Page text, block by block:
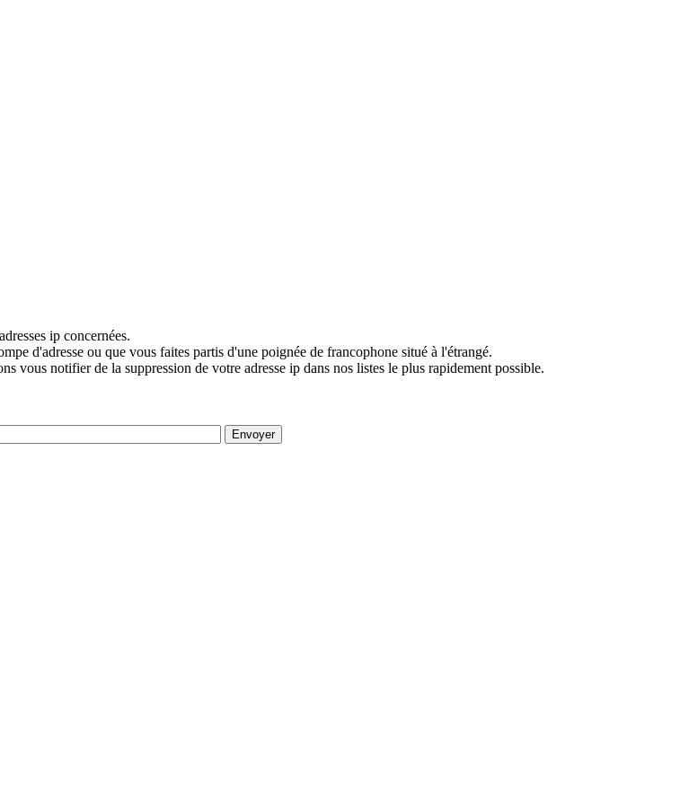
ip concernées.
d'adresse ou que vous faites partis d'une poignée de francophone situé à l'étrangé.
vous notifier de la suppression de votre adresse ip dans nos listes le plus rapidement possible.